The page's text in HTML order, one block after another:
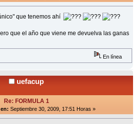
que tenemos ahí
que el año que viene me devuelva las ganas
En línea
uefacup
Re: FORMULA 1
Septiembre 30, 2009, 17:51 Horas »